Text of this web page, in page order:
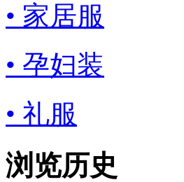
• 家居服
• 孕妇装
• 礼服
浏览历史